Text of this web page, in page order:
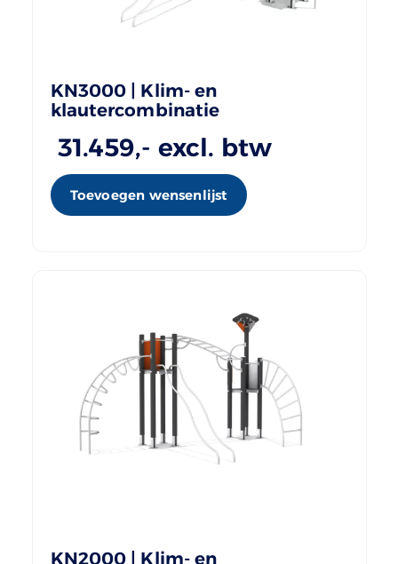
KN3000 | Klim- en
klautercombinatie
31.459,- excl. btw
Toevoegen wensenlijst
KN2000 | Klim- en